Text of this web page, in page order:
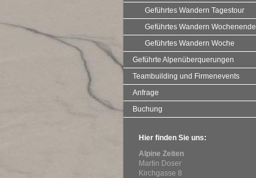
Geführtes Wandern Tagestour
Geführtes Wandern Wochenende
Geführtes Wandern Woche
Geführte Alpenüberquerungen
Teambuilding und Firmenevents
Anfrage
Buchung
Hier finden Sie uns:
Alpine Zeiten
Martin Doser
Kirchgasse 8